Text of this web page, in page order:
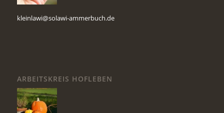
kleinlawi@solawi-ammerbuch.de
ARBEITSKREIS HOFLEBEN